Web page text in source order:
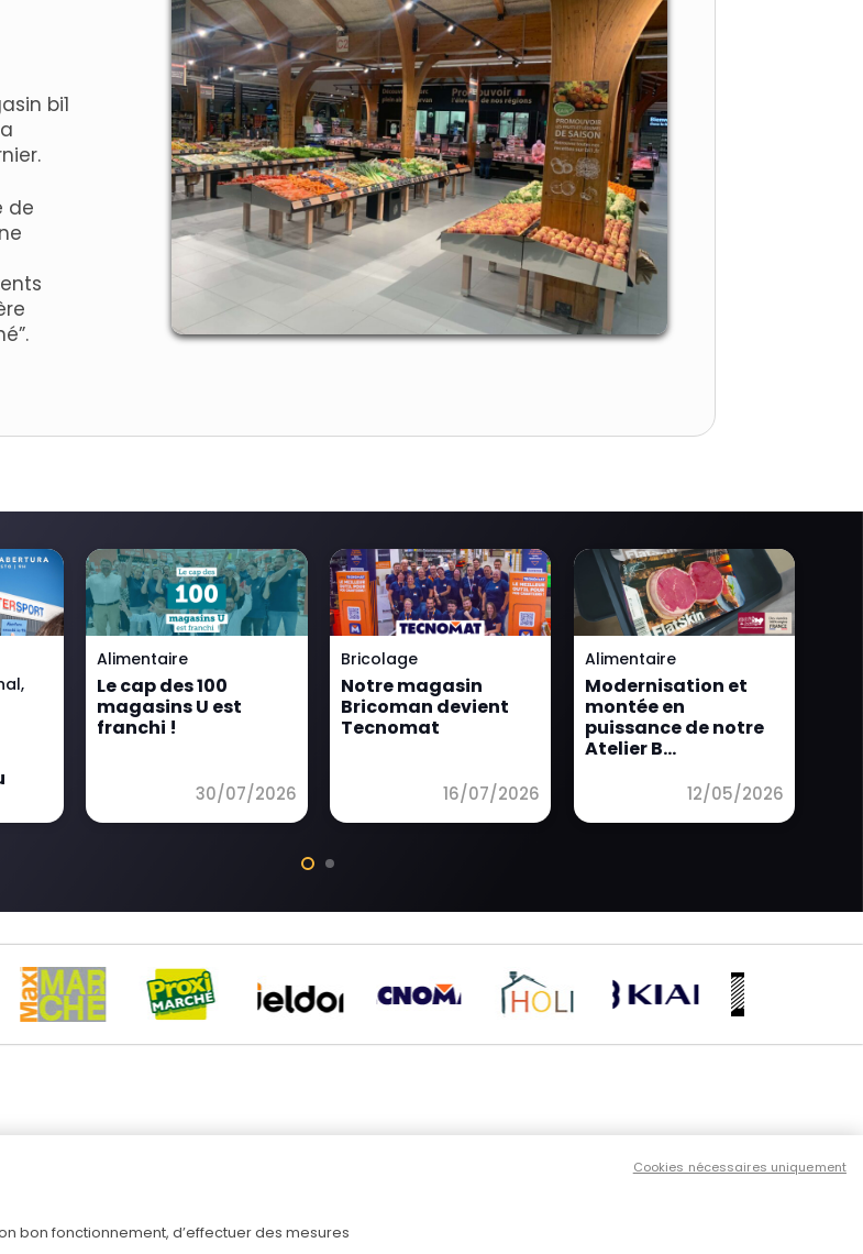
bi1
de
,
Alimentaire
Le cap des 100
magasins U est
franchi !
30/07/2026
Bricolage
Notre magasin
Bricoman devient
Tecnomat
16/07/2026
Alimentaire
Modernisation et
montée en
puissance de notre
Atelier B…
12/05/2026
confidentialité
bon fonctionnement, d’effectuer des mesures
Cookies nécessaires uniquement